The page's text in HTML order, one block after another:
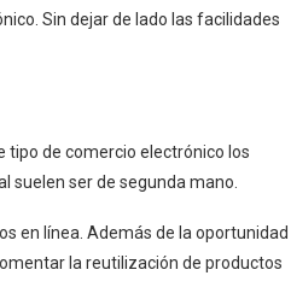
Sin dejar de lado las facilidades
tipo de comercio electrónico los
suelen ser de segunda mano.
en línea. Además de la oportunidad
la reutilización de productos